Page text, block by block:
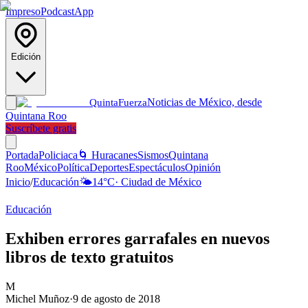
ImpresoPodcastApp
Edición
QuintaFuerzaNoticias de México, desde
Quintana Roo
Suscríbete gratis
PortadaPoliciaca 🌀 HuracanesSismosQuintana
RooMéxicoPolíticaDeportesEspectáculosOpinión
Inicio/Educación🌤️14°C· Ciudad de México
Educación
Exhiben errores garrafales en nuevos
libros de texto gratuitos
M
Michel Muñoz·9 de agosto de 2018